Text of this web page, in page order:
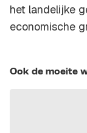
het landelijke
economische
Ook de moeite